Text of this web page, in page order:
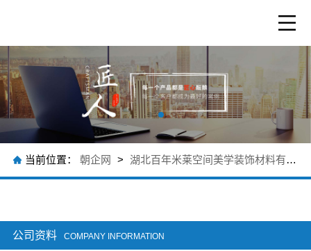
当前位置： 朝企网 > 湖北百年米莱空间美学装饰材料有限公司
公司资料 COMPANY INFORMATION